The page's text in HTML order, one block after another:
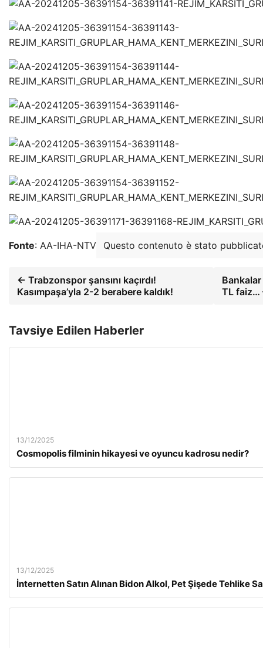
Fonte: AA-IHA-NTV Questo contenuto è stato
← Trabzonspor şansını kaçırdı!
Kasımpaşa’yla 2-2 berabere kaldık!
TL faiz…
Tavsiye Edilen Haberler
13/12/2025
Cosmopolis filminin hikayesi ve oyuncu kadrosu nedir?
13/12/2025
İnternetten Satın Alınan Bidon Alkol, Pet Şişede Tehlike